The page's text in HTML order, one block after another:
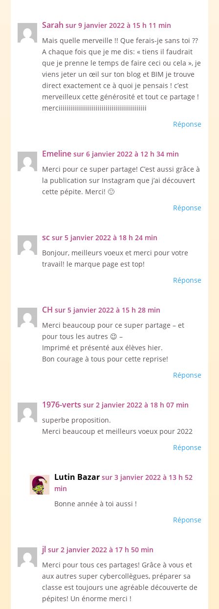
Sarah sur 9 janvier 2022 à 15 h 11 min
Mais quelle merveille !! Que ferais-je sans toi ??
A chaque fois que je me dis: « tiens il faudrait
que je prenne le temps de faire ceci ou cela », je
viens jeter un œil sur ton blog et BIM je trouve
direct exactement ce à quoi je pensais ! c’est
merveilleux cette générosité et tout ce partage !
merciiiiiiiiiiiiiiiiiiiiiiiiiiiiiiiiiiiiiiiiiiiii
Réponse
Emeline sur 6 janvier 2022 à 12 h 34 min
Merci pour ce super partage! C’est aussi grâce à
la publication sur Instagram que j’ai découvert
cette pépite. Merci! 🙂
Réponse
sc sur 5 janvier 2022 à 18 h 24 min
Bonjour, meilleurs voeux et merci pour votre
travail! le marque page est top!
Réponse
CH sur 5 janvier 2022 à 15 h 28 min
Merci beaucoup pour ce super partage – et
pour tous les autres 😉 –
Imprimé et présenté aux élèves hier.
Bon courage à tous pour cette reprise!
Réponse
1976-verts sur 2 janvier 2022 à 18 h 07 min
superbe proposition.
Merci beaucoup et meilleurs voeux pour 2022
Réponse
Lutin Bazar sur 3 janvier 2022 à 13 h 52
min
Bonne année à toi aussi !
Réponse
jl sur 2 janvier 2022 à 17 h 50 min
Merci pour tous ces partages! Grâce à vous et
aux autres super cybercollègues, préparer sa
classe est toujours une agréable découverte de
pépites! Un énorme merci !